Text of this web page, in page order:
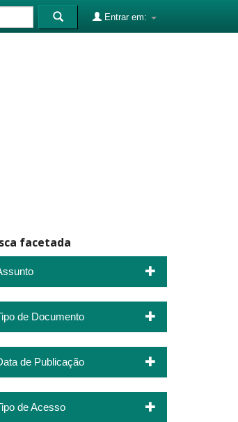
Entrar em:
facetada
de Documento
de Publicação
de Acesso